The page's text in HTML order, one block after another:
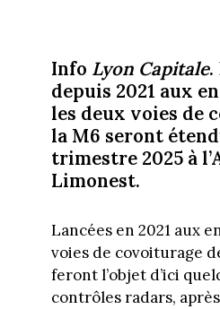
Info Lyon Capitale.
depuis 2021 aux
les deux voies de
la M6 seront
trimestre 2025 à
Limonest.
Lancées en 2021 aux
voies de covoiturage
feront l’objet d’ici
contrôles radars,